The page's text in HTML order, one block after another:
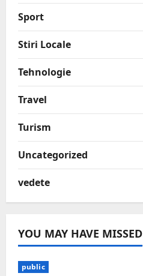
Sport
Stiri Locale
Tehnologie
Travel
Turism
Uncategorized
vedete
YOU MAY HAVE MISSED
public